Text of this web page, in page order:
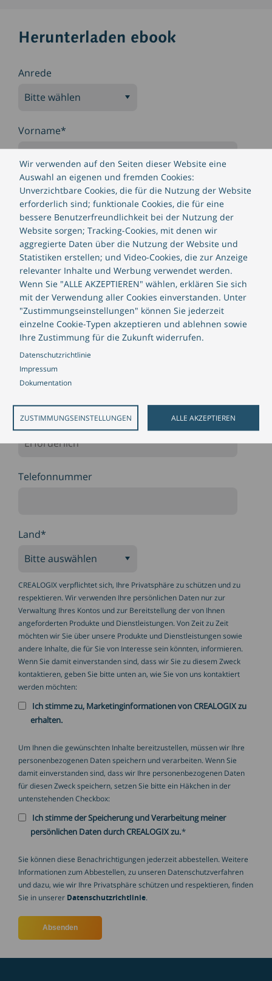
Wir verwenden auf den Seiten dieser Website eine
Auswahl an eigenen und fremden Cookies:
Unverzichtbare Cookies, die für die Nutzung der Website
erforderlich sind; funktionale Cookies, die für eine
bessere Benutzerfreundlichkeit bei der Nutzung der
Website sorgen; Tracking-Cookies, mit denen wir
aggregierte Daten über die Nutzung der Website und
Statistiken erstellen; und Video-Cookies, die zur Anzeige
relevanter Inhalte und Werbung verwendet werden.
Wenn Sie "ALLE AKZEPTIEREN" wählen, erklären Sie sich
mit der Verwendung aller Cookies einverstanden. Unter
"Zustimmungseinstellungen" können Sie jederzeit
einzelne Cookie-Typen akzeptieren und ablehnen sowie
Ihre Zustimmung für die Zukunft widerrufen.
Datenschutzrichtlinie
Impressum
Dokumentation
ZUSTIMMUNGSEINSTELLUNGEN ALLE AKZEPTIEREN
Herunterladen ebook
Anrede
Vorname*
Nachname*
Unternehmen*
Unternehmensgröße
Position
E-Mail*
Telefonnummer
Land*
CREALOGIX verpflichtet sich, Ihre Privatsphäre zu schützen und zu
respektieren. Wir verwenden Ihre persönlichen Daten nur zur
Verwaltung Ihres Kontos und zur Bereitstellung der von Ihnen
angeforderten Produkte und Dienstleistungen. Von Zeit zu Zeit
möchten wir Sie über unsere Produkte und Dienstleistungen sowie
andere Inhalte, die für Sie von Interesse sein könnten, informieren.
Wenn Sie damit einverstanden sind, dass wir Sie zu diesem Zweck
kontaktieren, geben Sie bitte unten an, wie Sie von uns kontaktiert
werden möchten:
Ich stimme zu, Marketinginformationen von CREALOGIX zu
erhalten.
Um Ihnen die gewünschten Inhalte bereitzustellen, müssen wir Ihre
personenbezogenen Daten speichern und verarbeiten. Wenn Sie
damit einverstanden sind, dass wir Ihre personenbezogenen Daten
für diesen Zweck speichern, setzen Sie bitte ein Häkchen in der
untenstehenden Checkbox:
Ich stimme der Speicherung und Verarbeitung meiner
persönlichen Daten durch CREALOGIX zu.*
Sie können diese Benachrichtigungen jederzeit abbestellen. Weitere
Informationen zum Abbestellen, zu unseren Datenschutzverfahren
und dazu, wie wir Ihre Privatsphäre schützen und respektieren, finden
Sie in unserer Datenschutzrichtlinie.